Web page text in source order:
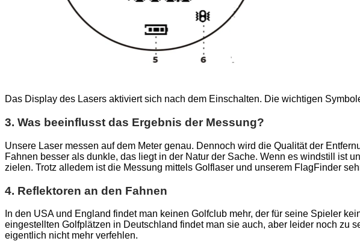
Das Display des Lasers aktiviert sich nach dem Einschalten. Die wichtigen
3. Was beeinflusst das Ergebnis der Messung?
Unsere Laser messen auf dem Meter genau. Dennoch wird die Qualität der
Fahnen besser als dunkle, das liegt in der Natur der Sache. Wenn es windstill ist
zielen. Trotz alledem ist die Messung mittels Golflaser und unserem FlagFinder
4. Reflektoren an den Fahnen
In den USA und England findet man keinen Golfclub mehr, der für seine Spieler
eingestellten Golfplätzen in Deutschland findet man sie auch, aber leider noch zu
eigentlich nicht mehr verfehlen.